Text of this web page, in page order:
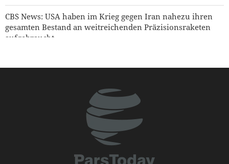
CBS News: USA haben im Krieg gegen Iran nahezu ihren
gesamten Bestand an weitreichenden Präzisionsraketen
aufgebraucht
Öltanker
USA heben Sanktionen gegen drei mit den IRGC
verbundene Einheiten auf
Hakan Fidan: Israel hat keinerlei Absicht, Frieden zu
Mehr als 22 Millionen Pilger nahmen an Arbain-